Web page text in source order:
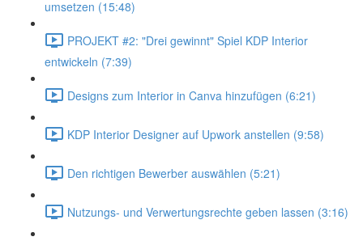
umsetzen (15:48)
PROJEKT #2: "Drei gewinnt" Spiel KDP Interior
entwickeln (7:39)
Designs zum Interior in Canva hinzufügen (6:21)
KDP Interior Designer auf Upwork anstellen (9:58)
Den richtigen Bewerber auswählen (5:21)
Nutzungs- und Verwertungsrechte geben lassen (3:16)